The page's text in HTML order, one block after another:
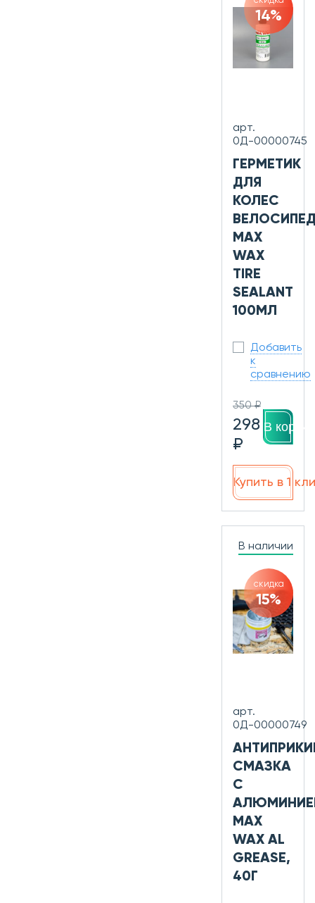
14%
арт.
0Д-00000745
ГЕРМЕТИК
ДЛЯ
КОЛЕС
MAX
WAX
TIRE
SEALANT
100МЛ
Добавить
к
сравнению
350 ₽
298
₽
В
Купить в 1
В наличии
скидка
15%
арт.
0Д-00000749
СМАЗКА
С
MAX
WAX AL
GREASE,
40Г